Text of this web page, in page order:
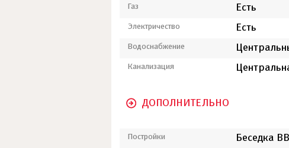
Газ Есть
Электричество Есть
Водоснабжение
Канализация
ДОПОЛНИТЕЛЬНО
Постройки Беседка